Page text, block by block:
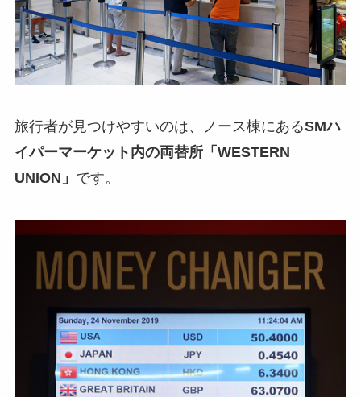
旅行者が見つけやすいのは、ノース棟にあるSMハ
イパーマーケット内の両替所「WESTERN
UNION」 です。